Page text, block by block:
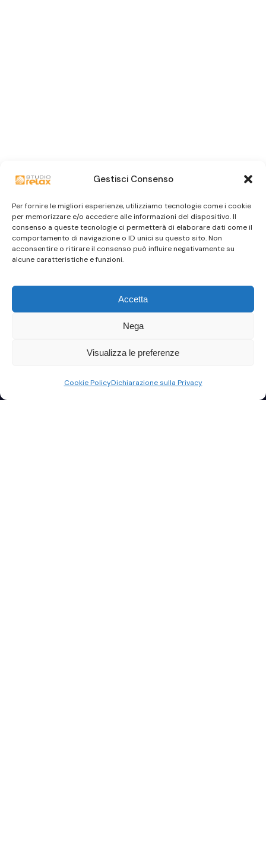
Gestisci Consenso
Per fornire le migliori esperienze, utilizziamo tecnologie come i cookie
per memorizzare e/o accedere alle informazioni del dispositivo. Il
consenso a queste tecnologie ci permetterà di elaborare dati come il
comportamento di navigazione o ID unici su questo sito. Non
acconsentire o ritirare il consenso può influire negativamente su
alcune caratteristiche e funzioni.
Accetta
Nega
Visualizza le preferenze
Cookie PolicyDichiarazione sulla Privacy